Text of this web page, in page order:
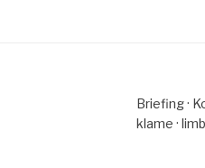
Brie­fing ·
klame ·